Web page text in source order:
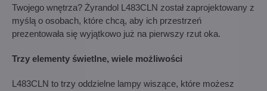
Twojego wnętrza? Żyrandol L483CLN został zaprojektowany z
myślą o osobach, które chcą, aby ich przestrzeń
prezentowała się wyjątkowo już na pierwszy rzut oka.
Trzy elementy świetlne, wiele możliwości
L483CLN to trzy oddzielne lampy wiszące, które możesz